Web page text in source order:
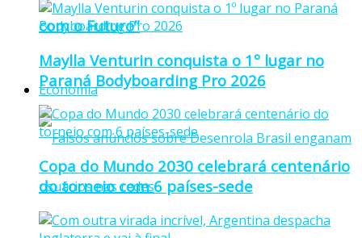
com o Futuro”
Economia
Maylla Venturin conquista o 1º lugar no
Paraná Bodyboarding Pro 2026
Copa do Mundo 2030 celebrará centenário
do torneio com 6 países-sede